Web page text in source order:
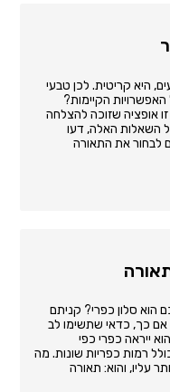
היא קריטית. לכן טבעי
הקיימות?
אופציה שזוכה להצלחה
השאלות האלה, דעו
לבחור את התאורה
סלון כפרי? קניתם
אם כך, כדאי שתשימו לב
ייראה כפרי כפי
רמות כפריות שונות. מה
עליו, והוא: תאורה